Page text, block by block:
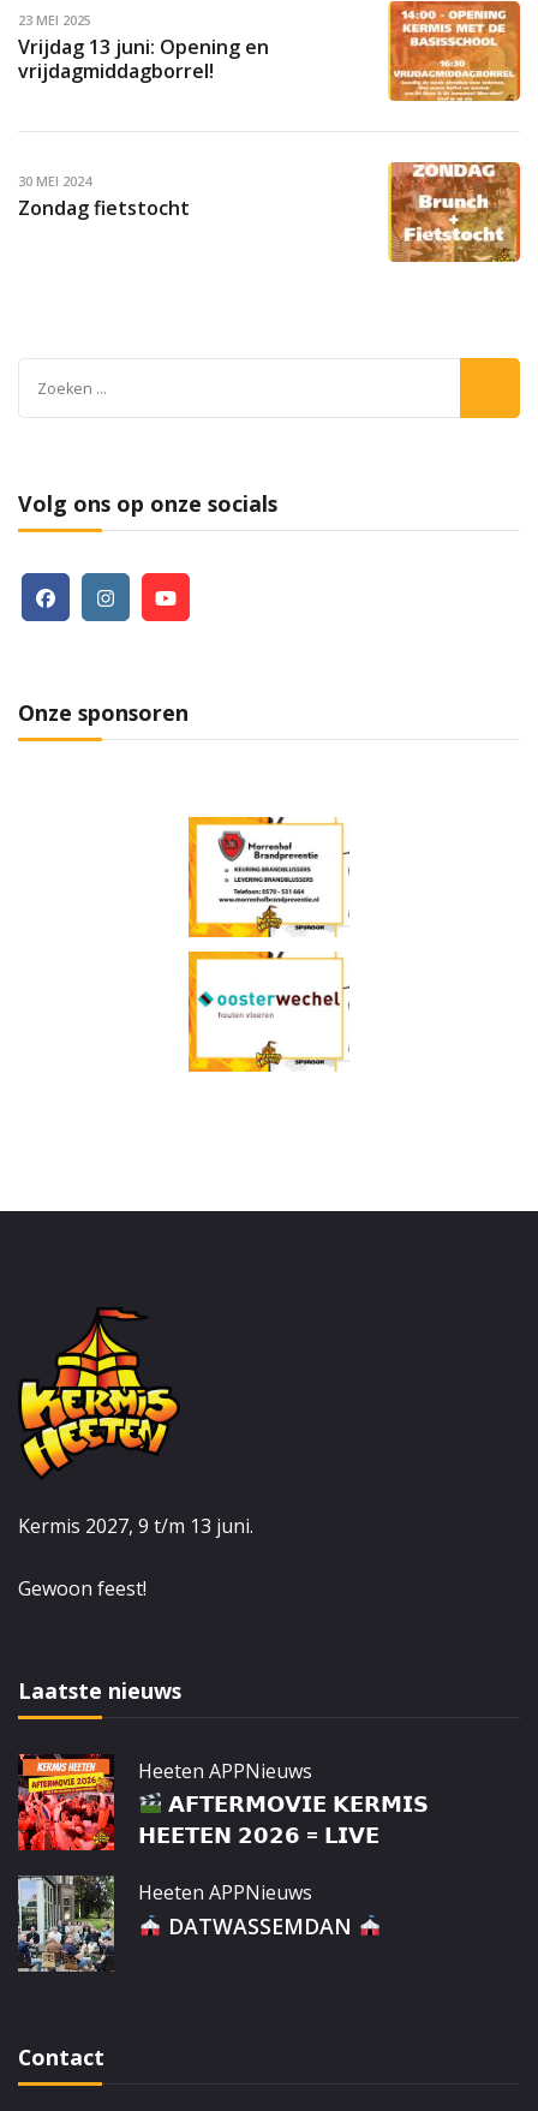
23 MEI 2025
Vrijdag 13 juni: Opening en
vrijdagmiddagborrel!
30 MEI 2024
Zondag fietstocht
Volg ons op onze socials
Onze sponsoren
Kermis 2027, 9 t/m 13 juni.
Gewoon feest!
Laatste nieuws
Heeten APPNieuws
𝗔𝗙𝗧𝗘𝗥𝗠𝗢𝗩𝗜𝗘 𝗞𝗘𝗥𝗠𝗜𝗦
𝗛𝗘𝗘𝗧𝗘𝗡 𝟮𝟬𝟮𝟲 = 𝗟𝗜𝗩𝗘
Heeten APPNieuws
DATWASSEMDAN
Contact